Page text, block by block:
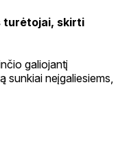
turėtojai, skirti
galiojantį
sunkiai neįgaliesiems,